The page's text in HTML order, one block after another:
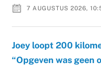
7 AUGUSTUS 2026,
Joey loopt 200
“Opgeven was geen